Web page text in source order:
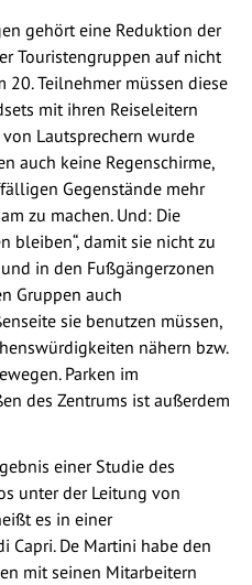
gehört eine Reduktion der
Touristengruppen auf nicht
20. Teilnehmer müssen diese
mit ihren Reiseleitern
Lautsprechern wurde
auch keine Regenschirme,
Gegenstände mehr
zu machen. Und: Die
bleiben“, damit sie nicht zu
in den Fußgängerzonen
Gruppen auch
sie benutzen müssen,
nähern bzw.
Parken im
des Zentrums ist außerdem
einer Studie des
unter der Leitung von
es in einer
Capri. De Martini habe den
mit seinen Mitarbeitern